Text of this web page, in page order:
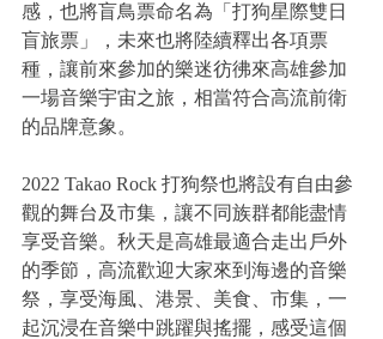
感，也將盲鳥票命名為「打狗星際雙日
盲旅票」，未來也將陸續釋出各項票
種，讓前來參加的樂迷彷彿來高雄參加
一場音樂宇宙之旅，相當符合高流前衛
的品牌意象。
2022 Takao Rock 打狗祭也將設有自由參
觀的舞台及市集，讓不同族群都能盡情
享受音樂。秋天是高雄最適合走出戶外
的季節，高流歡迎大家來到海邊的音樂
祭，享受海風、港景、美食、市集，一
起沉浸在音樂中跳躍與搖擺，感受這個